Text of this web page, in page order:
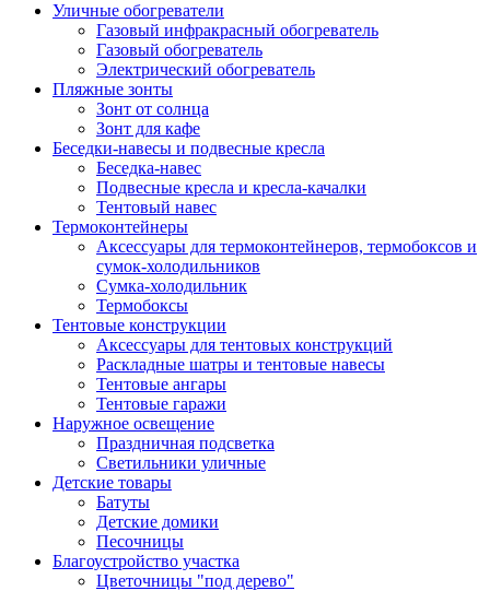
Уличные обогреватели
Газовый инфракрасный обогреватель
Газовый обогреватель
Электрический обогреватель
Пляжные зонты
Зонт от солнца
Зонт для кафе
Беседки-навесы и подвесные кресла
Беседка-навес
Подвесные кресла и кресла-качалки
Тентовый навес
Термоконтейнеры
Аксессуары для термоконтейнеров, термобоксов и
сумок-холодильников
Сумка-холодильник
Термобоксы
Тентовые конструкции
Аксессуары для тентовых конструкций
Раскладные шатры и тентовые навесы
Тентовые ангары
Тентовые гаражи
Наружное освещение
Праздничная подсветка
Светильники уличные
Детские товары
Батуты
Детские домики
Песочницы
Благоустройство участка
Цветочницы "под дерево"